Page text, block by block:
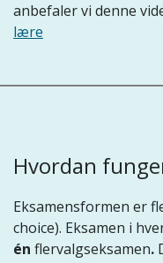
anbefaler vi denne
lære
Hvordan
Eksamensformen er
choice). Eksamen i
én flervalgseksamen.